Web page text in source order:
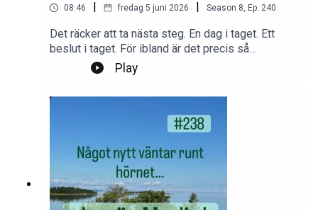
08:46 fredag 5 juni 2026 Season 8, Ep. 240
Det räcker att ta nästa steg. En dag i taget. Ett
beslut i taget. För ibland är det precis så
förändring ser ut. Som många små steg som
tillsammans tar oss vidare.Foto: PrivatProduktion,
redigering och klipp: Heli BrewitzMusik: Lic. NEO
jagarmodig@gmail.comFölj oss:
Play